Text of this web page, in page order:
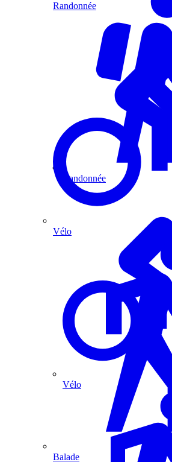
Randonnée
Vélo
Randonnée
Vélo
Balade